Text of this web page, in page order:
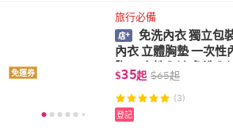
免運券
旅行必備
免洗內衣 獨立包
內衣 立體胸墊 一次性
胸 一次性內褲 免洗內褲
$35起 $65起
(3)
登記